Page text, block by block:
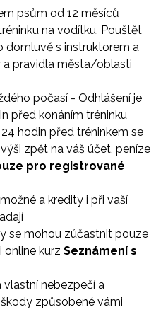
psům od 12 měsíců
na vodítku. Pouštět
domluvě s instruktorem a
a pravidla města/oblasti
počasí - Odhlášení je
před konáním tréninku
hodin před tréninkem se
zpět na váš účet, peníze
pro registrované
a kredity i při vaší
se mohou zúčastnit pouze
online kurz Seznámení s
vlastní nebezpečí a
způsobené vámi